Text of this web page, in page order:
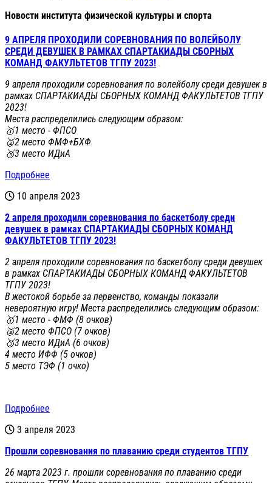
Новости института физической культуры и спорта
9 АПРЕЛЯ ПРОХОДИЛИ СОРЕВНОВАНИЯ ПО ВОЛЕЙБОЛУ
СРЕДИ ДЕВУШЕК В РАМКАХ СПАРТАКИАДЫ СБОРНЫХ
КОМАНД ФАКУЛЬТЕТОВ ТГПУ 2023!
9 апреля проходили соревнования по волейболу среди девушек в
рамках СПАРТАКИАДЫ СБОРНЫХ КОМАНД ФАКУЛЬТЕТОВ ТГПУ
2023!
Места распределились следующим образом:
🥇1 место - ФПСО
🥈2 место ФМФ+БХФ
🥉3 место ИДиА
Подробнее
10 апреля 2023
2 апреля проходили соревнования по баскетболу среди
девушек в рамках СПАРТАКИАДЫ СБОРНЫХ КОМАНД
ФАКУЛЬТЕТОВ ТГПУ 2023!
2 апреля проходили соревнования по баскетболу среди девушек
в рамках СПАРТАКИАДЫ СБОРНЫХ КОМАНД ФАКУЛЬТЕТОВ
ТГПУ 2023!
В жестокой борьбе за первенство, команды показали
невероятную игру! Места распределились следующим образом:
🥇1 место - ФМФ (8 очков)
🥈2 место ФПСО (7 очков)
🥉3 место ИДиА (6 очков)
4 место ИФФ (5 очков)
5 место ТЭФ (1 очко)
Подробнее
3 апреля 2023
Прошли соревнования по плаванию среди студентов ТГПУ
26 марта 2023 г. прошли соревнования по плаванию среди